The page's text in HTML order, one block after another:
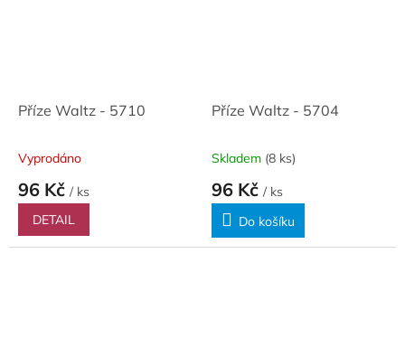
Příze Waltz - 5710
Vyprodáno
96 Kč / ks
DETAIL
Příze Waltz - 5704
Skladem (8 ks)
96 Kč / ks
Do košíku